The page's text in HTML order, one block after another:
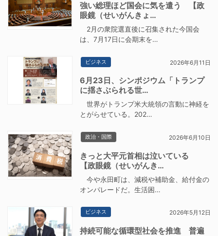
強い総理ほど国会に気を遣う 【政
眼鏡（せいがんきょ…
2月の衆院選直後に召集された今国会
は、7月17日に会期末を…
ビジネス 2026年6月11日
6月23日、シンポジウム「トランプ
に揺さぶられる世…
世界がトランプ米大統領の言動に神経を
とがらせている。202…
政治・国際 2026年6月10日
きっと大平元首相は泣いている
【政眼鏡（せいがんき…
今や永田町は、減税や補助金、給付金の
オンパレードだ。生活困…
ビジネス 2026年5月12日
持続可能な循環型社会を推進 普遍